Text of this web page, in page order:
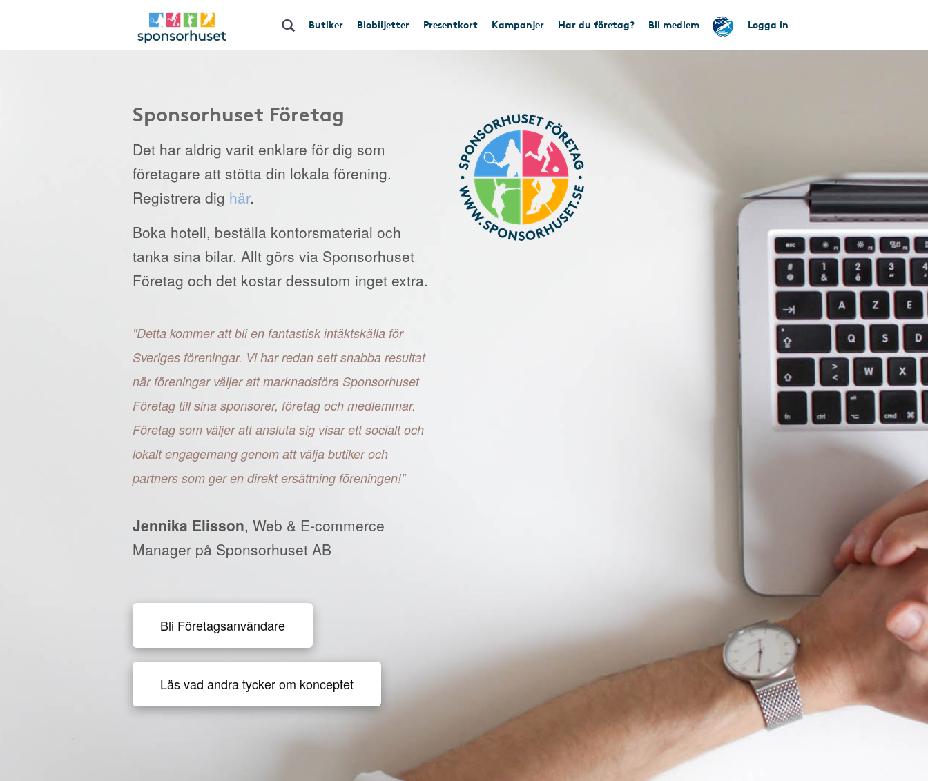
Butiker Biobiljetter Presentkort Kampanjer Har du företag? Bli medlem Logga in
Sponsorhuset Företag
Det har aldrig varit enklare för dig som
företagare att stötta din lokala förening.
Registrera dig här.
Boka hotell, beställa kontorsmaterial och
tanka sina bilar. Allt görs via Sponsorhuset
Företag och det kostar dessutom inget extra.
"Detta kommer att bli en fantastisk intäktskälla för
Sveriges föreningar. Vi har redan sett snabba resultat
när föreningar väljer att marknadsföra Sponsorhuset
Företag till sina sponsorer, företag och medlemmar.
Företag som väljer att ansluta sig visar ett socialt och
lokalt engagemang genom att välja butiker och
partners som ger en direkt ersättning föreningen!"
Jennika Elisson, Web & E-commerce
Manager på Sponsorhuset AB
Bli Företagsanvändare
Läs vad andra tycker om konceptet